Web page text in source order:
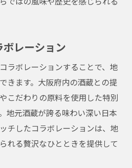
レーション
ラボレーションすることで、地
きます。大阪府内の酒蔵との提
こだわりの原料を使用した特別
地元酒蔵が誇る味わい深い日本
チしたコラボレーションは、地
れる贅沢なひとときを提供して